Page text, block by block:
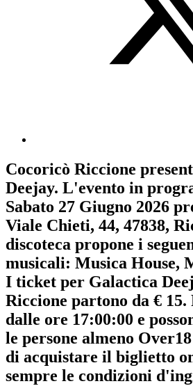
Cocoricò Riccione
Deejay. L'evento in
Sabato 27 Giugno 2026
Viale Chieti, 44, 47838,
discoteca propone i
musicali: Musica House,
I ticket per Galactica
Riccione partono da €
dalle ore 17:00:00 e
le persone almeno Over18
di acquistare il biglietto
sempre le condizioni